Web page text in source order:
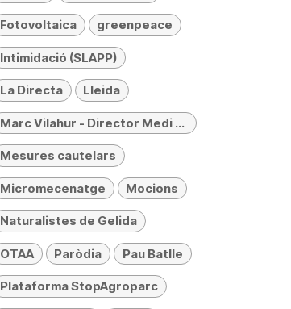
Fotovoltaica greenpeace
Intimidació (SLAPP)
La Directa Lleida
Marc Vilahur - Director Medi Ambient
Mesures cautelars
Micromecenatge Mocions
Naturalistes de Gelida
OTAA Paròdia Pau Batlle
Plataforma StopAgroparc